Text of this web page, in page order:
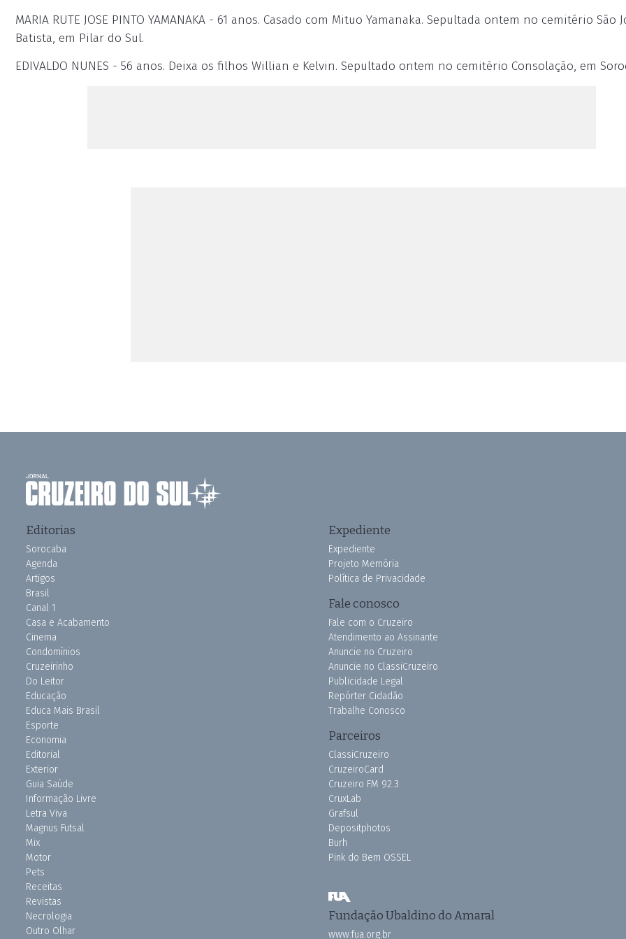
MARIA RUTE JOSE PINTO YAMANAKA - 61 anos. Casado com Mituo Yamanaka. Sepultada ontem no cemitério São
Batista, em Pilar do Sul.
EDIVALDO NUNES - 56 anos. Deixa os filhos Willian e Kelvin. Sepultado ontem no cemitério Consolação, em
Editorias
Sorocaba
Agenda
Artigos
Brasil
Canal 1
Casa e Acabamento
Cinema
Condomínios
Cruzeirinho
Do Leitor
Educação
Educa Mais Brasil
Esporte
Economia
Editorial
Exterior
Guia Saúde
Informação Livre
Letra Viva
Magnus Futsal
Mix
Motor
Pets
Receitas
Revistas
Necrologia
Outro Olhar
Expediente
Expediente
Projeto Memória
Política de Privacidade
Fale conosco
Fale com o Cruzeiro
Atendimento ao Assinante
Anuncie no Cruzeiro
Anuncie no ClassiCruzeiro
Publicidade Legal
Repórter Cidadão
Trabalhe Conosco
Parceiros
ClassiCruzeiro
CruzeiroCard
Cruzeiro FM 92.3
CruxLab
Grafsul
Depositphotos
Burh
Pink do Bem OSSEL
Fundação Ubaldino do Amaral
www.fua.org.br